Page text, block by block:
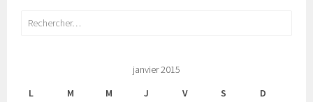
Rechercher :
janvier 2015
L
M M J V S D